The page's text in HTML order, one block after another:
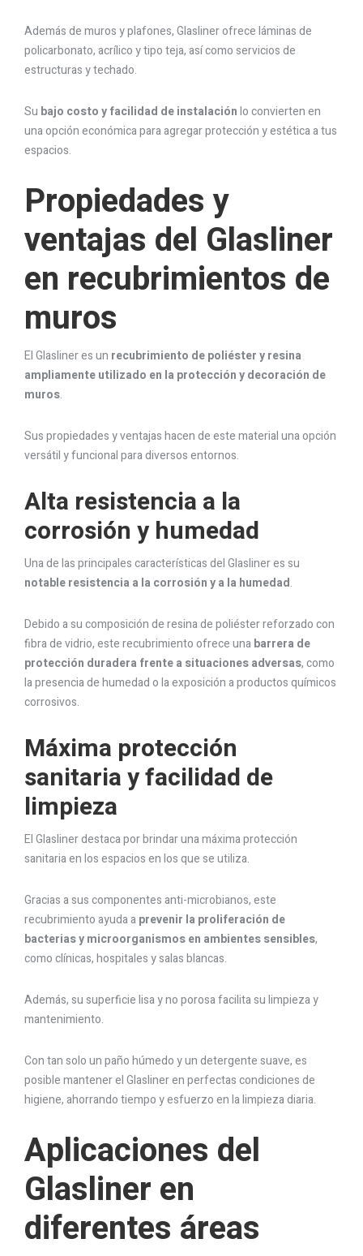
Además de muros y plafones, Glasliner ofrece láminas de
policarbonato, acrílico y tipo teja, así como servicios de
estructuras y techado.
Su bajo costo y facilidad de instalaciónlo convierten en
una opción económica para agregar protección y estética a tus
espacios.
Propiedades y
ventajas del Glasliner
en recubrimientos de
muros
El Glasliner es un recubrimiento de poliéster y resina
ampliamente utilizado en la protección y decoración de
muros.
Sus propiedades y ventajas hacen de este material una opción
versátil y funcional para diversos entornos.
Alta resistencia a la
corrosión y humedad
Una de las principales características del Glasliner es su
notable resistencia a la corrosión y a la humedad.
Debido a su composición de resina de poliéster reforzado con
fibra de vidrio, este recubrimiento ofrece unabarrera de
protección duradera frente a situaciones adversas, como
la presencia de humedad o la exposición a productos químicos
corrosivos.
Máxima protección
sanitaria y facilidad de
limpieza
El Glasliner destaca por brindar una máxima protección
sanitaria en los espacios en los que se utiliza.
Gracias a sus componentes anti-microbianos, este
recubrimiento ayuda aprevenir la proliferación de
bacterias y microorganismos en ambientes sensibles,
como clínicas, hospitales y salas blancas.
Además, su superficie lisa y no porosa facilita su limpieza y
mantenimiento.
Con tan solo un paño húmedo y un detergente suave, es
posible mantener el Glasliner en perfectas condiciones de
higiene, ahorrando tiempo y esfuerzo en la limpieza diaria.
Aplicaciones del
Glasliner en
diferentes áreas